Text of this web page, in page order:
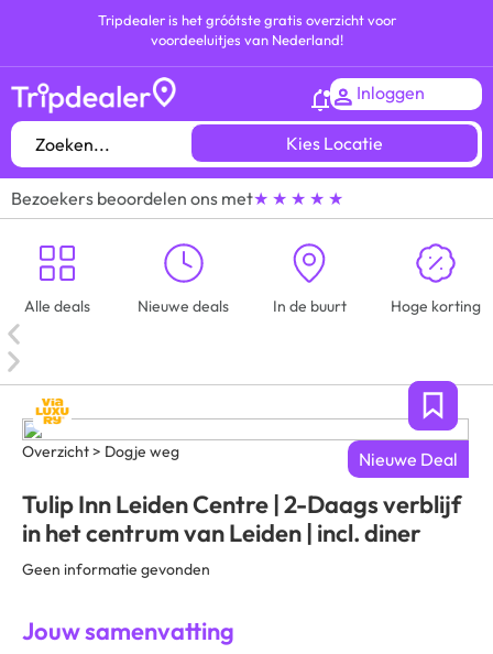
Tripdealer is het gróótste gratis overzicht voor
voordeeluitjes van Nederland!
Inloggen
Kies Locatie
Bezoekers beoordelen ons met★ ★ ★ ★ ★
Alle deals Nieuwe deals In de buurt Hoge korting
Nieuwe Deal
Overzicht > Dogje weg
Tulip Inn Leiden Centre | 2-Daags verblijf
in het centrum van Leiden | incl. diner
Geen informatie gevonden
Jouw samenvatting